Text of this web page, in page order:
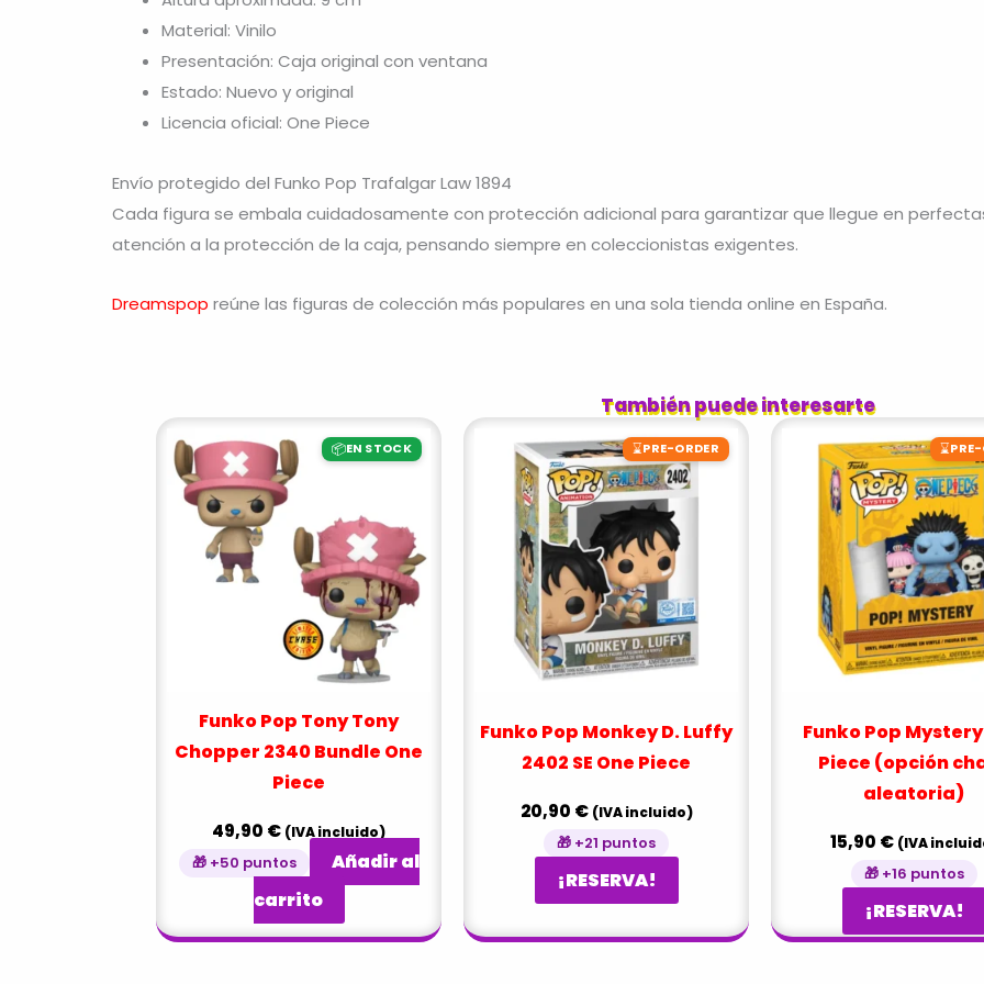
Material: Vinilo
Presentación: Caja original con ventana
Estado: Nuevo y original
Licencia oficial: One Piece
Envío protegido del Funko Pop Trafalgar Law 1894
Cada figura se embala cuidadosamente con protección adicional para garantizar que llegue en
atención a la protección de la caja, pensando siempre en coleccionistas exigentes.
Dreamspop reúne las figuras de colección más populares en una sola tienda online en España.
También puede interesarte
📦EN STOCK
Funko Pop Tony Tony
Chopper 2340 Bundle One
Piece
49,90 € (IVA incluido)
🎁 +50 puntos
Añadir al
carrito
⌛PRE-ORDER
Funko Pop Monkey D. Luffy
2402 SE One Piece
20,90 € (IVA incluido)
🎁 +21 puntos
¡RESERVA!
⌛PRE-
Funko Pop
Piece (opción
aleatoria)
15,90 € (IVA
🎁 +16 puntos
¡RESERVA!